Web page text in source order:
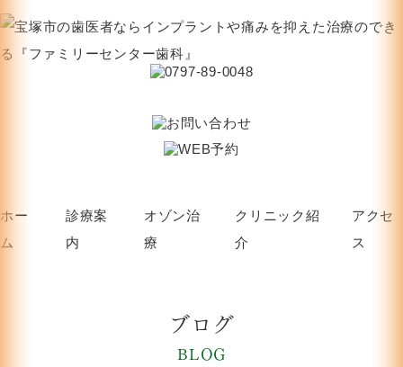
ホー
ム
診療案
内
オゾン治
療
クリニック紹
介
アクセ
ス
ブログ
BLOG